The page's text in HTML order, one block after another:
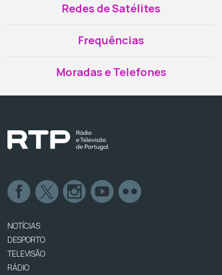
Redes de Satélites
Frequências
Moradas e Telefones
NOTÍCIAS
DESPORTO
TELEVISÃO
RÁDIO